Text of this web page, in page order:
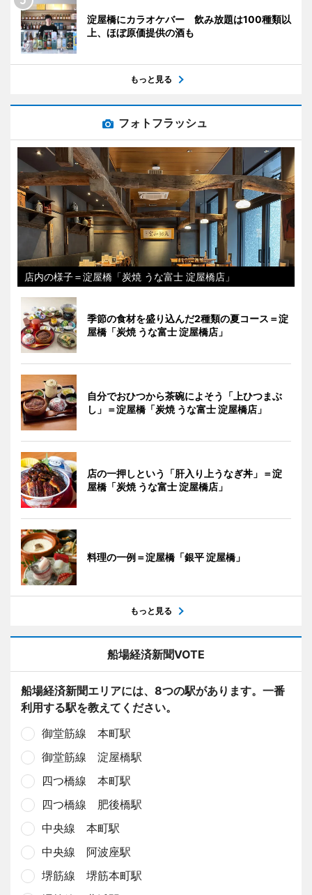
淀屋橋にカラオケバー 飲み放題は100種類以
上、ほぼ原価提供の酒も
もっと見る
フォトフラッシュ
店内の様子＝淀屋橋「炭焼 うな富士 淀屋橋店」
季節の食材を盛り込んだ2種類の夏コース＝淀
屋橋「炭焼 うな富士 淀屋橋店」
自分でおひつから茶碗によそう「上ひつまぶ
し」＝淀屋橋「炭焼 うな富士 淀屋橋店」
店の一押しという「肝入り上うなぎ丼」＝淀
屋橋「炭焼 うな富士 淀屋橋店」
料理の一例＝淀屋橋「銀平 淀屋橋」
もっと見る
船場経済新聞VOTE
船場経済新聞エリアには、8つの駅があります。一番
利用する駅を教えてください。
御堂筋線 本町駅
御堂筋線 淀屋橋駅
四つ橋線 本町駅
四つ橋線 肥後橋駅
中央線 本町駅
中央線 阿波座駅
堺筋線 堺筋本町駅